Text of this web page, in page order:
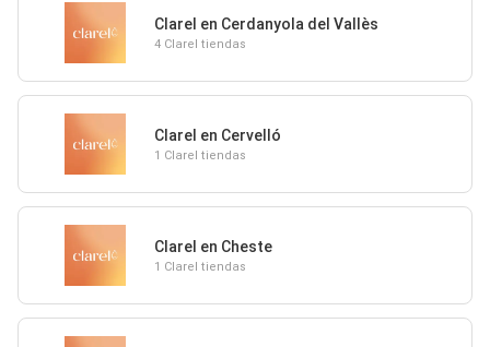
Clarel en Cerdanyola del Vallès
4 Clarel tiendas
Clarel en Cervelló
1 Clarel tiendas
Clarel en Cheste
1 Clarel tiendas